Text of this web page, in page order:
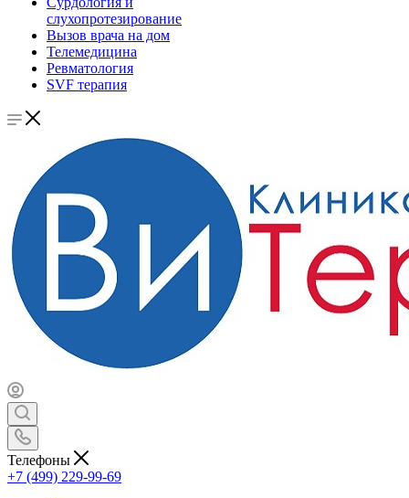
слухопротезирование
Вызов врача на дом
Телемедицина
Ревматология
SVF терапия
Телефоны
+7 (499) 229-99-69